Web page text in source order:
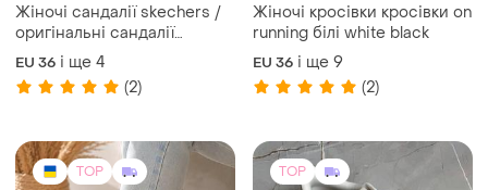
Жіночі сандалії skechers /
оригінальні сандалії
рожевого кольору
EU 36 і ще 4
(2)
Жіночі кросівки кросівки on
running білі white black
EU 36 і ще 9
(2)
TOP TOP